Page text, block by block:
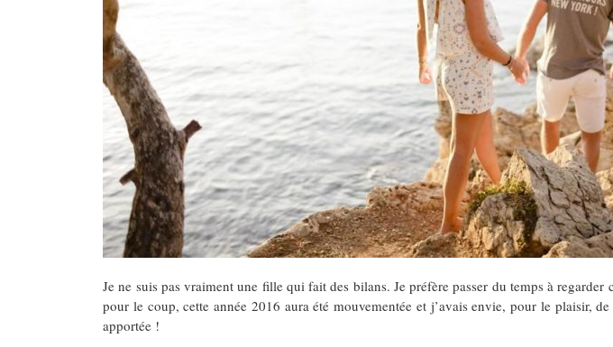
Je ne suis pas vraiment une fille qui fait des bilans. Je préfère passer du temps à
pour le coup, cette année 2016 aura été mouvementée et j’avais envie, pour le plaisir,
apportée !